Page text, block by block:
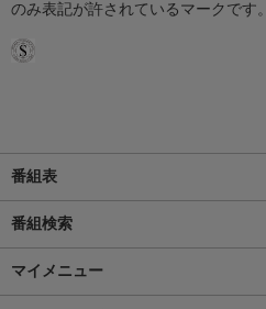
のみ表記が許されているマークです。
番組表
番組検索
マイメニュー